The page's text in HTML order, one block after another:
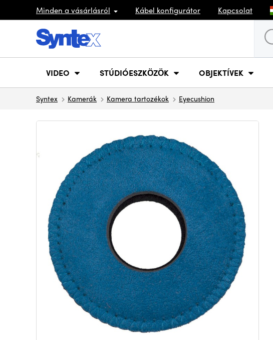
Minden a vásárlásról Kábel konfigurátor Kapcsolat
VIDEO STÚDIÓESZKÖZÖK OBJEKTÍVEK
Syntex Kamerák Kamera tartozékok Eyecushion